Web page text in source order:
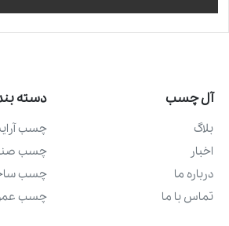
آل چسب
بلاگ
اخبار
درباره ما
تماس با ما
دسته
چسب
چسب
چسب
چسب